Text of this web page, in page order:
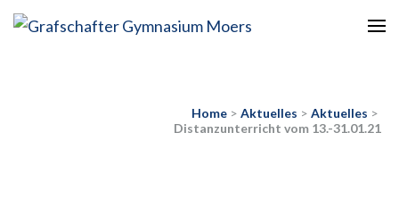
Home > Aktuelles > Aktuelles >
Distanzunterricht vom 13.-31.01.21